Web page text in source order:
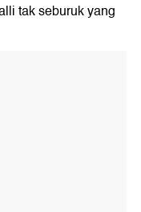
tak seburuk yang